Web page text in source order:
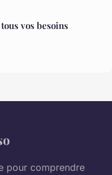
vos besoins
pour comprendre